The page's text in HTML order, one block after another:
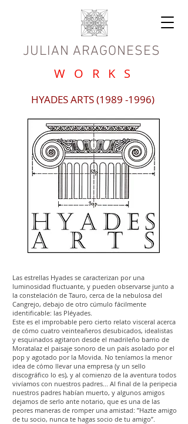
JULIAN ARAGONESES
W O R K S
HYADES ARTS(1989 -1996)
Las estrellas Hyades se caracterizan por una
luminosidad fluctuante, y pueden observarse junto a
la constelación de Tauro, cerca de la nebulosa del
Cangrejo, debajo de otro cúmulo fácilmente
identificable: las Pléyades.
Este es el improbable pero cierto relato visceral acerca
de cómo cuatro veinteañeros desubicados, idealistas
y esquinados agitaron desde el madrileño barrio de
Moratalaz el paisaje sonoro de un país asolado por el
pop y agotado por la Movida. No teníamos la menor
idea de cómo llevar una empresa (y un sello
discográfico lo es), y al comienzo de la aventura todos
vivíamos con nuestros padres... Al final de la peripecia
nuestros padres habían muerto, y algunos amigos
dejamos de serlo ante notario, que es una de las
peores maneras de romper una amistad: ”Hazte amigo
de tu socio, nunca te hagas socio de tu amigo”.